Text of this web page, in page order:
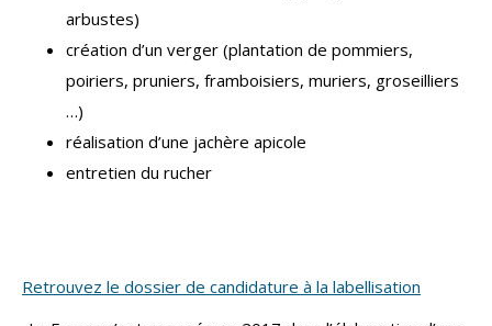
arbustes)
création d’un verger (plantation de pommiers,
poiriers, pruniers, framboisiers, muriers, groseilliers
…)
réalisation d’une jachère apicole
entretien du rucher
Retrouvez le dossier de candidature à la labellisation